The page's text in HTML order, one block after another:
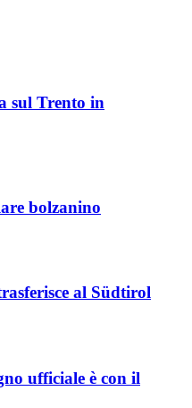
sul Trento in
bolzanino
al Südtirol
ufficiale è con il